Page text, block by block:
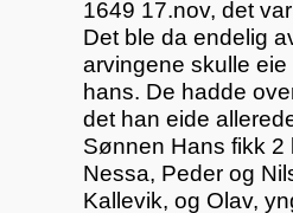
1649 17.nov, det
Det ble da endelig
arvingene skulle
hans. De hadde
det han eide
Sønnen Hans fikk 2
Nessa, Peder og
Kallevik, og Olav,